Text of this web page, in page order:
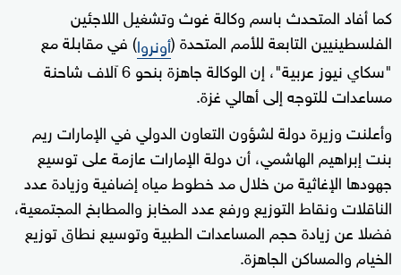
كما أفاد المتحدث باسم وكالة غوث وتشغيل اللاجئين
الفلسطينيين التابعة للأمم المتحدة (أونروا) في مقابلة مع
"سكاي نيوز عربية"، إن الوكالة جاهزة بنحو 6 آلاف شاحنة
مساعدات للتوجه إلى أهالي غزة.
وأعلنت وزيرة دولة لشؤون التعاون الدولي في الإمارات ريم
بنت إبراهيم الهاشمي، أن دولة الإمارات عازمة على توسيع
جهودها الإغاثية من خلال مد خطوط مياه إضافية وزيادة عدد
الناقلات ونقاط التوزيع ورفع عدد المخابز والمطابخ المجتمعية،
فضلا عن زيادة حجم المساعدات الطبية وتوسيع نطاق توزيع
الخيام والمساكن الجاهزة.